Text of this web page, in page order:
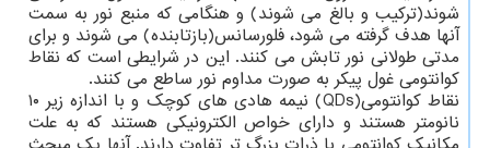
شوند(ترکیب و بالغ می شوند) و هنگامی که منبع نور به سمت
آنها هدف گرفته می شود، فلورسانس(بازتابنده) می شوند و برای
مدتی طولانی نور تابش می کنند. این در شرایطی است که نقاط
کوانتومی غول پیکر به صورت مداوم نور ساطع می کنند.
نقاط کوانتومی(QDs) نیمه هادی های کوچک و با اندازه زیر ۱۰
نانومتر هستند و دارای خواص الکترونیکی هستند که به علت